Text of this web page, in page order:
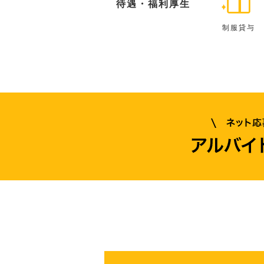
待遇・福利厚生
制服貸与